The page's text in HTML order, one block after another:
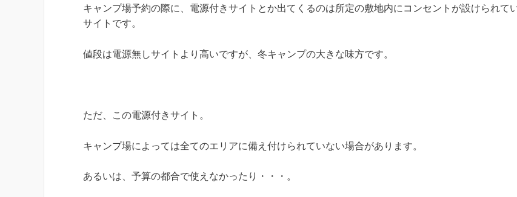
キャンプ場予約の際に、電源付きサイトとか出てくるのは所定の敷地内にコンセントが設けられて
サイトです。
値段は電源無しサイトより高いですが、冬キャンプの大きな味方です。
ただ、この電源付きサイト。
キャンプ場によっては全てのエリアに備え付けられていない場合があります。
あるいは、予算の都合で使えなかったり・・・。